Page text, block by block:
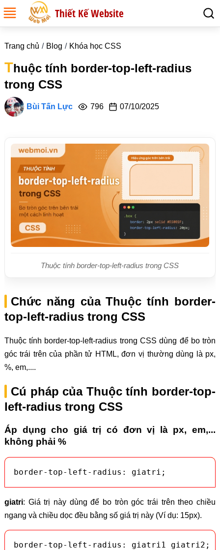
Thiết Kế Website
Trang chủ Blog Khóa học CSS
Thuộc tính border-top-left-radius
trong CSS
Bùi Tấn Lực 796 07/10/2025
Thuộc tính border-top-left-radius trong CSS
Chức năng của Thuộc tính border-
top-left-radius trong CSS
Thuộc tính border-top-left-radius trong CSS dùng để bo tròn
góc trái trên của phần tử HTML, đơn vị thường dùng là px,
%, em,....
Cú pháp của Thuộc tính border-top-
left-radius trong CSS
Áp dụng cho giá trị có đơn vị là px, em,...
không phải %
border-top-left-radius: giatri;
giatri: Giá trị này dùng để bo tròn góc trái trên theo chiều
ngang và chiều dọc đều bằng số giá trị này (Ví dụ: 15px).
border-top-left-radius: giatri1 giatri2;